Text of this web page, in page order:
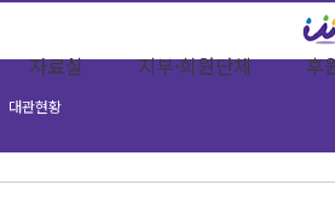
자료실 지부·회원단체 후
대관현황